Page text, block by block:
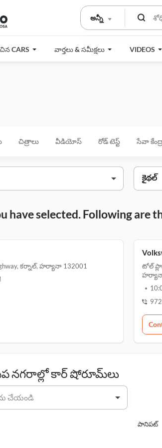
అన్నీ
CARS వార్తలు & సమీక్షలు VIDEOS
చిత్రాలు వీడియోస్ రోడ్ టెస్ట్ సేవా
have selected. Following are
కర్నాల్, హర్యానా 132001
టోల్
హర్యానా
నగరాల్లో కార్ షోరూమ్‌లు
చేయండి
పానిపట్